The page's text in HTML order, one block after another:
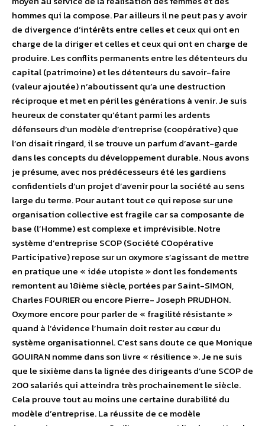
hommes qui la compose. Par ailleurs il ne peut pas y avoir
de divergence d’intérêts entre celles et ceux qui ont en
charge de la diriger et celles et ceux qui ont en charge de
produire. Les conflits permanents entre les détenteurs du
capital (patrimoine) et les détenteurs du savoir-faire
(valeur ajoutée) n’aboutissent qu’a une destruction
réciproque et met en péril les générations à venir. Je suis
heureux de constater qu’étant parmi les ardents
défenseurs d’un modèle d’entreprise (coopérative) que
l’on disait ringard, il se trouve un parfum d’avant-garde
dans les concepts du développement durable. Nous avons
je présume, avec nos prédécesseurs été les gardiens
confidentiels d’un projet d’avenir pour la société au sens
large du terme. Pour autant tout ce qui repose sur une
organisation collective est fragile car sa composante de
base (l’Homme) est complexe et imprévisible. Notre
système d’entreprise SCOP (Société COopérative
Participative) repose sur un oxymore s’agissant de mettre
en pratique une « idée utopiste » dont les fondements
remontent au 18ième siècle, portées par Saint-SIMON,
Charles FOURIER ou encore Pierre- Joseph PRUDHON.
Oxymore encore pour parler de « fragilité résistante »
quand à l’évidence l’humain doit rester au cœur du
système organisationnel. C’est sans doute ce que Monique
GOUIRAN nomme dans son livre « résilience ». Je ne suis
que le sixième dans la lignée des dirigeants d’une SCOP de
200 salariés qui atteindra très prochainement le siècle.
Cela prouve tout au moins une certaine durabilité du
modèle d’entreprise. La réussite de ce modèle